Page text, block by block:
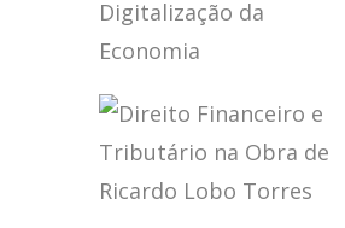
HOMENAGEM A
ELIDIE PALMA
TRIBUTAÇÃO
INTERNACIONAL
E DIGITALIZAÇÃO
DA ECONOMIA